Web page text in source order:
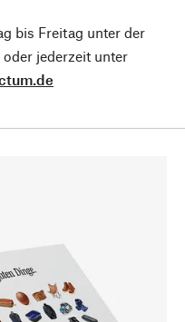
bis Freitag unter der
oder jederzeit unter